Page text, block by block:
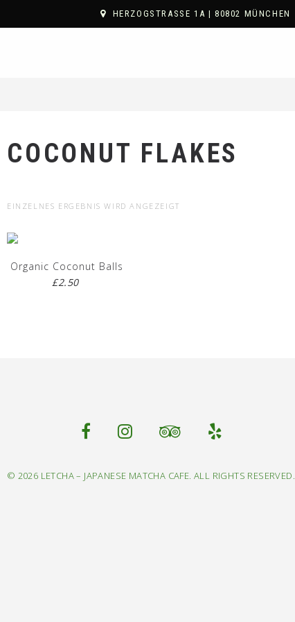
HERZOGSTRASSE 1A | 80802 MÜNCHEN
COCONUT FLAKES
EINZELNES ERGEBNIS WIRD ANGEZEIGT
Organic Coconut Balls
£2.50
© 2026 LETCHA – JAPANESE MATCHA CAFE. ALL RIGHTS RESERVED.